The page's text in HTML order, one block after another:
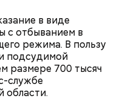
в виде
с отбыванием в
режима. В пользу
подсудимой
размере 700 тысяч
службе
области.